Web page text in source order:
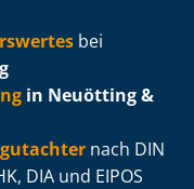
bei
in Neuötting &
nach DIN
DIA und EIPOS